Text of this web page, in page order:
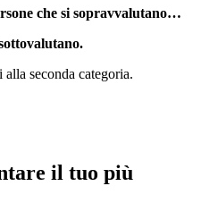
che si sopravvalutano…
seconda categoria.
il tuo più